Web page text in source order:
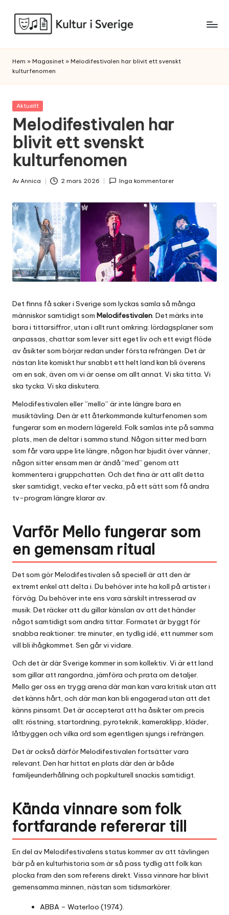
K
u
l
t
u
r
i
S
v
e
r
i
g
e
Hem » Magasinet » Melodifestivalen har blivit ett svenskt
kulturfenomen
Posted
Aktuellt
Melodifestivalen har
blivit ett svenskt
kulturfenomen
Av Annica 2 mars 2026 Inga kommentarer
Det finns få saker i Sverige som lyckas samla så många
människor samtidigt som Melodifestivalen. Det märks inte
bara i tittarsiffror, utan i allt runt omkring: lördagsplaner som
anpassas, chattar som lever sitt eget liv och ett evigt flöde
av åsikter som börjar redan under första refrängen. Det är
nästan lite komiskt hur snabbt ett helt land kan bli överens
om en sak, även om vi är oense om allt annat. Vi ska titta. Vi
ska tycka. Vi ska diskutera.
Melodifestivalen eller ”mello” är inte längre bara en
musiktävling. Den är ett återkommande kulturfenomen som
fungerar som en modern lägereld. Folk samlas inte på samma
plats, men de deltar i samma stund. Någon sitter med barn
som får vara uppe lite längre, någon har bjudit över vänner,
någon sitter ensam men är ändå “med” genom att
kommentera i gruppchatten. Och det fina är att allt detta
sker samtidigt, vecka efter vecka, på ett sätt som få andra
tv-program längre klarar av.
Varför Mello fungerar som
en gemensam ritual
Det som gör Melodifestivalen så speciell är att den är
extremt enkel att delta i. Du behöver inte ha koll på artister i
förväg. Du behöver inte ens vara särskilt intresserad av
musik. Det räcker att du gillar känslan av att det händer
något samtidigt som andra tittar. Formatet är byggt för
snabba reaktioner: tre minuter, en tydlig idé, ett nummer som
vill bli ihågkommet. Sen går vi vidare.
Och det är där Sverige kommer in som kollektiv. Vi är ett land
som gillar att rangordna, jämföra och prata om detaljer.
Mello ger oss en trygg arena där man kan vara kritisk utan att
det känns hårt, och där man kan bli engagerad utan att det
känns pinsamt. Det är accepterat att ha åsikter om precis
allt: röstning, startordning, pyroteknik, kameraklipp, kläder,
låtbyggen och vilka ord som egentligen sjungs i refrängen.
Det är också därför Melodifestivalen fortsätter vara
relevant. Den har hittat en plats där den är både
familjeunderhållning och popkulturell snackis samtidigt.
Kända vinnare som folk
fortfarande refererar till
En del av Melodifestivalens status kommer av att tävlingen
bär på en kulturhistoria som är så pass tydlig att folk kan
plocka fram den som referens direkt. Vissa vinnare har blivit
gemensamma minnen, nästan som tidsmarkörer.
ABBA – Waterloo (1974).